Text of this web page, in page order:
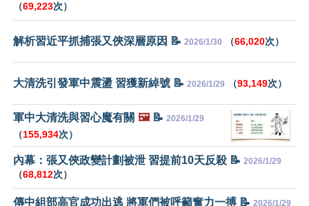
（69,223次）
解析習近平抓捕張又俠深層原因 📝 2026/1/30 （66,020次）
大清洗引發軍中震盪 習獲新綽號 📝 2026/1/29 （93,149次）
軍中大清洗與習心魔有關 🖼️📝 2026/1/29
（155,934次）
內幕：張又俠政變計劃被泄 習提前10天反殺 📝 2026/1/29
（68,812次）
傳中組部高官成功出逃 將軍們被呼籲奮力一搏 📝 2026/1/29